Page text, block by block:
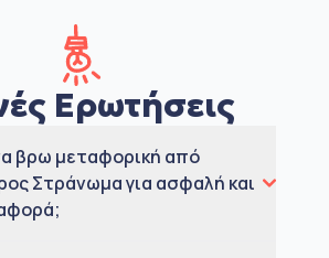
Ερωτήσεις
βρω μεταφορική από
Στράνωμα για ασφαλή και